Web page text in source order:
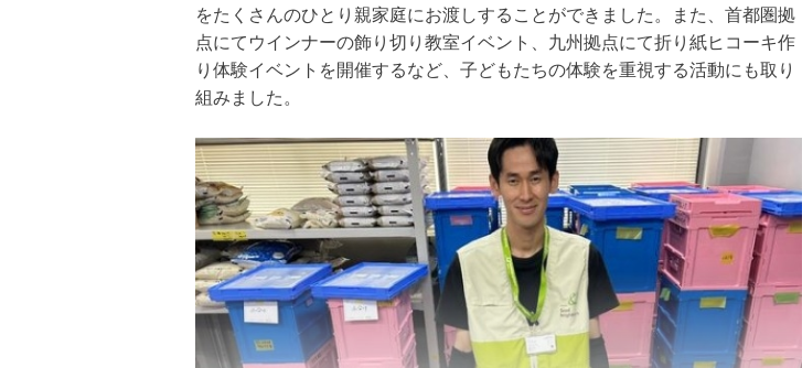
1世帯分の食品（内容は月によって変わります）
をたくさんのひとり親家庭にお渡しすることができました。また、首都圏拠
点にてウインナーの飾り切り教室イベント、九州拠点にて折り紙ヒコーキ作
り体験イベントを開催するなど、子どもたちの体験を重視する活動にも取り
組みました。